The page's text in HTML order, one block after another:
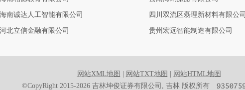
海南诚达人工智能有限公司 四川双流区磊理新材料有限公司
河北立信金融有限公司 贵州宏远智能制造有限公司
网站XML地图 网站TXT地图
网站HTML地图
©CopyRight 2015-2026 吉林坤俊证券有限公司, 吉林 版权所有